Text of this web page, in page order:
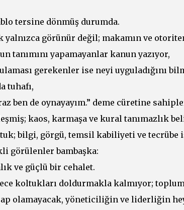
tersine dönmüş durumda.
görünür değil; makamın ve
tanımını yapamayanlar kanun yazıyor,
gerekenler ise neyi uyguladığını
tuhafı,
ben de oynayayım.” deme cüretine
kaos, karmaşa ve kural tanımazlık
bilgi, görgü, temsil kabiliyeti ve tecrübe
görülenler bambaşka:
ve güçlü bir cehalet.
koltukları doldurmakla kalmıyor;
olamayacak, yöneticiliğin ve liderliğin